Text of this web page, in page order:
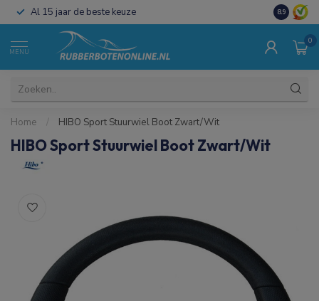
Al 15 jaar de beste keuze Koop
8.9
MENU
0
Home / HIBO Sport Stuurwiel Boot Zwart/Wit
HIBO Sport Stuurwiel Boot Zwart/Wit